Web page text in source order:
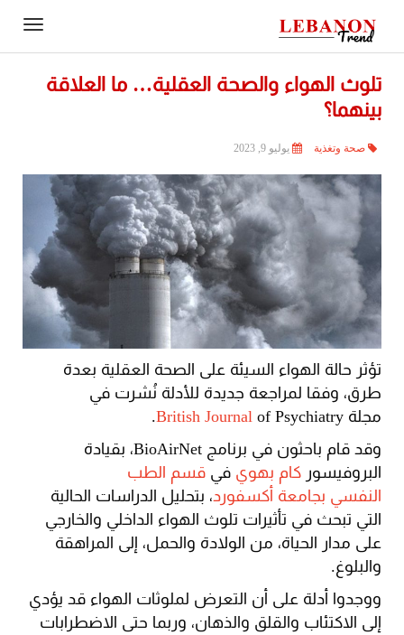
تلوث الهواء والصحة العقلية… ما العلاقة
بينهما؟
صحة وتغذية يوليو 9, 2023
تؤثر حالة الهواء السيئة على الصحة العقلية بعدة
طرق، وفقا لمراجعة جديدة للأدلة نُشرت في
مجلة
British Journal of Psychiatry.
وقد قام باحثون في برنامج BioAirNet، بقيادة
البروفيسور كام بهوي في قسم الطب
النفسي بجامعة أكسفورد، بتحليل الدراسات الحالية
التي تبحث في تأثيرات تلوث الهواء الداخلي والخارجي
على مدار الحياة، من الولادة والحمل، إلى المراهقة
والبلوغ.
ووجدوا أدلة على أن التعرض لملوثات الهواء قد يؤدي
إلى الاكتئاب والقلق والذهان، وربما حتى الاضطرابات
Contact
Us